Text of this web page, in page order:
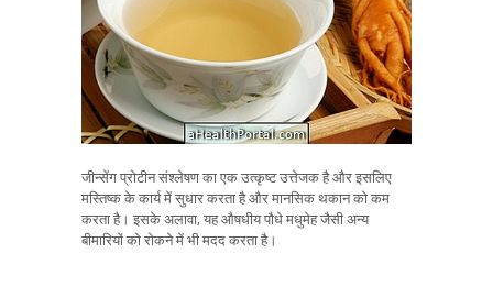
जीन्सेंग प्रोटीन संश्लेषण का एक उत्कृष्ट उत्तेजक है और इसलिए
मस्तिष्क के कार्य में सुधार करता है और मानसिक थकान को कम
करता है। इसके अलावा, यह औषधीय पौधे मधुमेह जैसी अन्य
बीमारियों को रोकने में भी मदद करता है।